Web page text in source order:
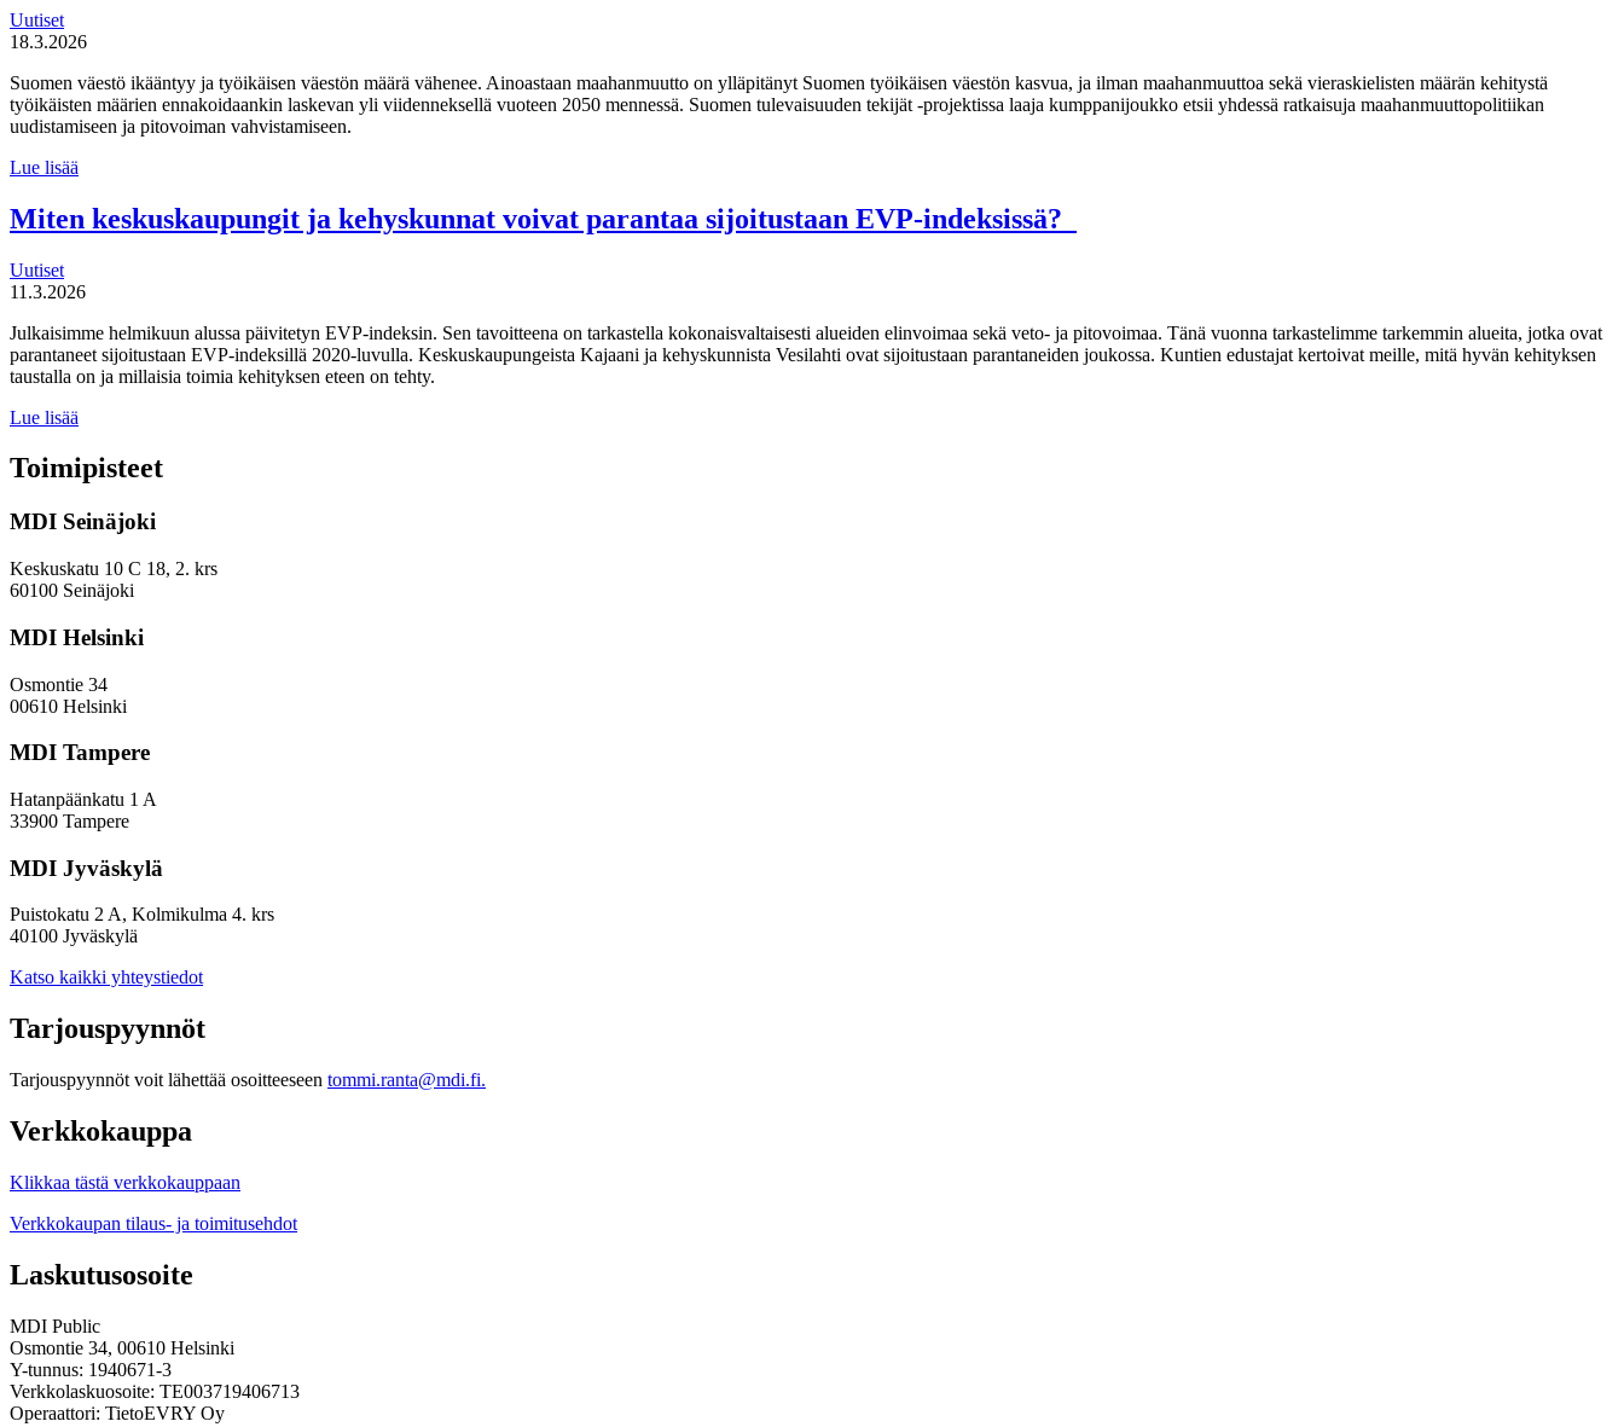
seurannan
Uutiset
18.3.2026
Suomen väestö ikääntyy ja työikäisen väestön määrä vähenee. Ainoastaan maahanmuutto on ylläpitänyt Suomen työikäisen väestön kasvua, ja ilman maahanmuuttoa sekä vieraskielisten määrän kehitystä
työikäisten määrien ennakoidaankin laskevan yli viidenneksellä vuoteen 2050 mennessä. Suomen tulevaisuuden tekijät -projektissa laaja kumppanijoukko etsii yhdessä ratkaisuja maahanmuuttopolitiikan
uudistamiseen ja pitovoiman vahvistamiseen.
Lue lisää
tekijät haluaa
uudistaa
Miten keskuskaupungit ja kehyskunnat voivat parantaa sijoitustaan EVP-indeksissä?
Uutiset
11.3.2026
Julkaisimme helmikuun alussa päivitetyn EVP-indeksin. Sen tavoitteena on tarkastella kokonaisvaltaisesti alueiden elinvoimaa sekä veto- ja pitovoimaa. Tänä vuonna tarkastelimme tarkemmin alueita, jotka ovat
parantaneet sijoitustaan EVP-indeksillä 2020-luvulla. Keskuskaupungeista Kajaani ja kehyskunnista Vesilahti ovat sijoitustaan parantaneiden joukossa. Kuntien edustajat kertoivat meille, mitä hyvän kehityksen
taustalla on ja millaisia toimia kehityksen eteen on tehty.
Lue lisää
ja
kehyskunnat
parantaa
EVP-
indeksissä?
Toimipisteet
MDI Seinäjoki
Keskuskatu 10 C 18, 2. krs
60100 Seinäjoki
MDI Helsinki
Osmontie 34
00610 Helsinki
MDI Tampere
Hatanpäänkatu 1 A
33900 Tampere
MDI Jyväskylä
Puistokatu 2 A, Kolmikulma 4. krs
40100 Jyväskylä
Katso kaikki yhteystiedot
Tarjouspyynnöt
Tarjouspyynnöt voit lähettää osoitteeseen tommi.ranta@mdi.fi.
Verkkokauppa
Klikkaa tästä verkkokauppaan
Verkkokaupan tilaus- ja toimitusehdot
Laskutusosoite
MDI Public
Osmontie 34, 00610 Helsinki
Y-tunnus: 1940671-3
Verkkolaskuosoite: TE003719406713
Operaattori: TietoEVRY Oy